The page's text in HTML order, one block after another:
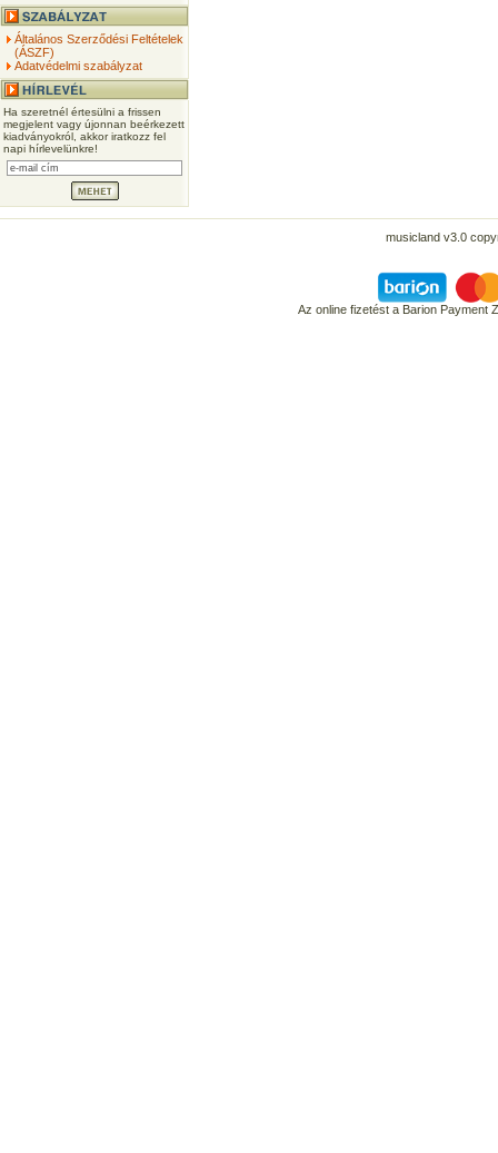
Általános Szerződési Feltételek
(ÁSZF)
Adatvédelmi szabályzat
Ha szeretnél értesülni a frissen
megjelent vagy újonnan beérkezett
kiadványokról, akkor iratkozz fel
napi hírlevelünkre!
musicland v3.0
Az online fizetést a Barion Payment